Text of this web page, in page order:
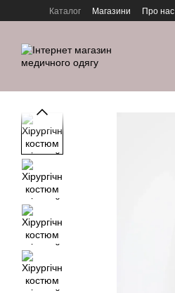
Перейти до основного контенту
Каталог Магазини Про нас